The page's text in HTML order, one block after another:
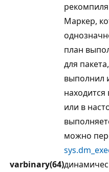
varbinary(64)
Маркер,
план
для
выполнил
или в
можно